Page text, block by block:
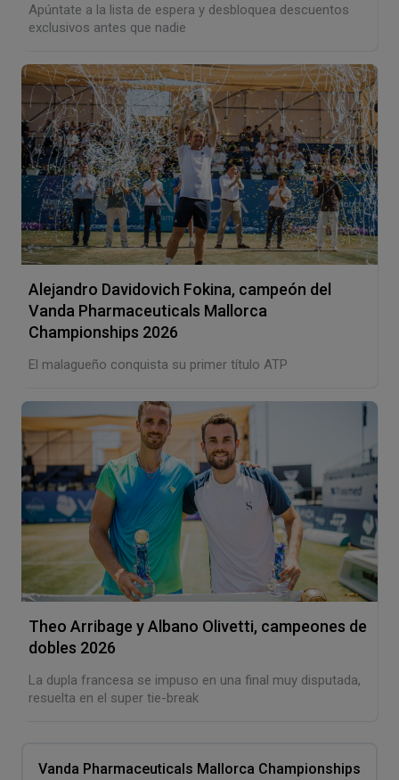
Apúntate a la lista de espera y desbloquea descuentos
exclusivos antes que nadie
Alejandro Davidovich Fokina, campeón del
Vanda Pharmaceuticals Mallorca
Championships 2026
El malagueño conquista su primer título ATP
Theo Arribage y Albano Olivetti, campeones de
dobles 2026
La dupla francesa se impuso en una final muy disputada,
resuelta en el super tie-break
Vanda Pharmaceuticals Mallorca Championships